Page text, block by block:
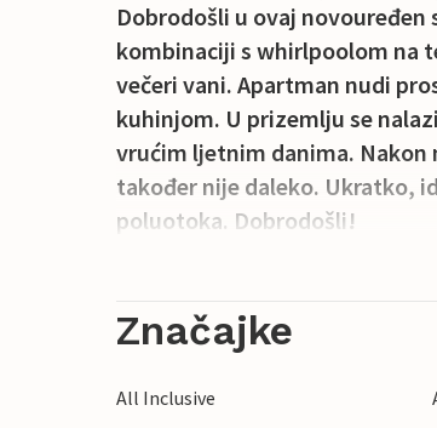
Dobrodošli u ovaj
kombinaciji s whirlpoolom na
večeri vani. Apartman nudi
kuhinjom. U prizemlju se
vrućim ljetnim danima. Nakon
također nije daleko. Ukratko,
poluotoka. Dobrodošli!
Značajke
All Inclusive